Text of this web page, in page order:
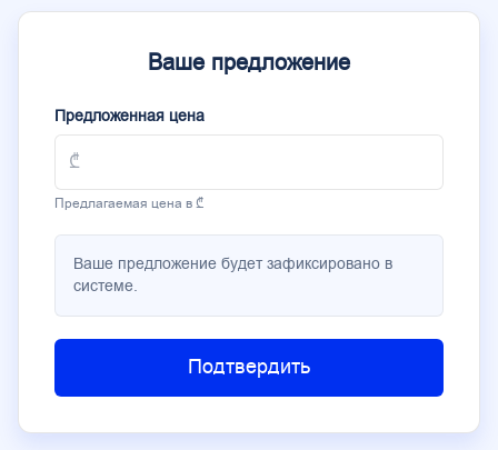
Ваше предложение
Предложенная цена
Предлагаемая цена в ₾
Ваше предложение будет зафиксировано в
системе.
Подтвердить